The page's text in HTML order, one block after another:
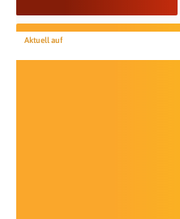
Aktuell auf